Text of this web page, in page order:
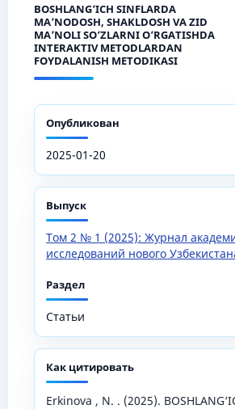
BOSHLANG‘ICH SINFLARDA
MA’NODOSH, SHAKLDOSH VA ZID
MA’NOLI SO‘ZLARNI O‘RGATISHDA
INTERAKTIV METODLARDAN
FOYDALANISH METODIKASI
Опубликован
2025-01-20
Выпуск
Том 2 № 1 (2025): Журнал
исследований нового
Раздел
Статьи
Как цитировать
Erkinova , N. . (2025).